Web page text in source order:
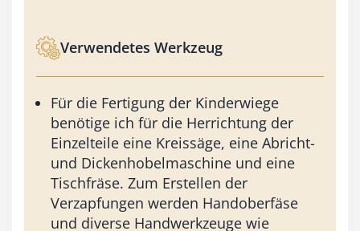
Verwendetes Werkzeug
Für die Fertigung der Kinderwiege
benötige ich für die Herrichtung der
Einzelteile eine Kreissäge, eine Abricht-
und Dickenhobelmaschine und eine
Tischfräse. Zum Erstellen der
Verzapfungen werden Handoberfäse
und diverse Handwerkzeuge wie